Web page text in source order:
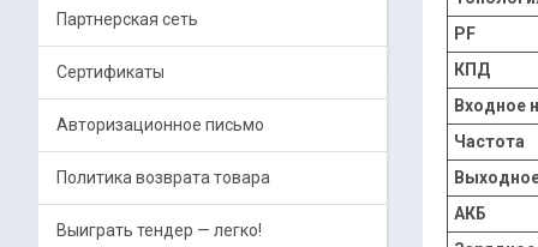
PF
КПД
Входное
Частота
АКБ
Партнерская сеть
Сертификаты
Авторизационное письмо
Политика возврата товара
Выиграть тендер — легко!